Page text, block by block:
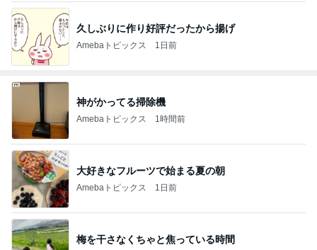
久しぶりに作り好評だったから揚げ
Amebaトピックス 1日前
神がかってる掃除機
Amebaトピックス 1時間前
大好きなフルーツで始まる夏の朝
Amebaトピックス 1日前
梅を干さなくちゃと焦っている時間